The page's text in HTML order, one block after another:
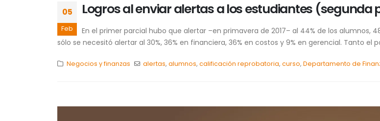
05
Feb
Logros al enviar alertas a los estudiantes (segunda
En el primer parcial hubo que alertar –en primavera de 2017– al 44% de los alumnos,
sólo se necesitó alertar al 30%, 36% en financiera, 36% en costos y 9% en gerencial. Tanto el
Negocios y finanzas alertas,alumnos,calificación reprobatoria,curso,Departamento de